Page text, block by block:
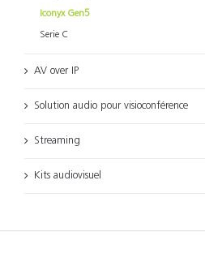
Iconyx Gen5
Serie C
AV over IP
Solution audio pour visioconférence
Streaming
Kits audiovisuel